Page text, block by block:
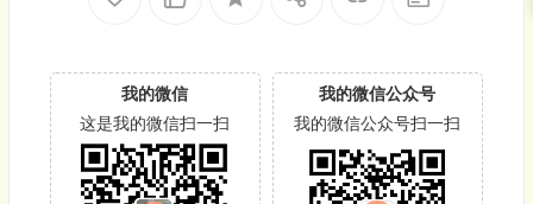
我的微信
这是我的微信扫一扫
我的微信公众号
我的微信公众号扫一扫